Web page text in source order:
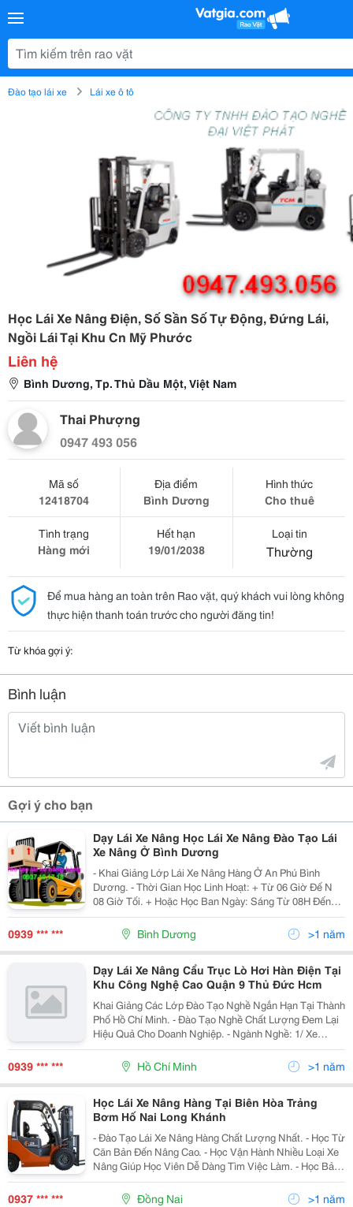
Đào tạo lái xe Lái xe ô tô
Học Lái Xe Nâng Điện, Số Sần Số Tự Động, Đứng Lái,
Ngồi Lái Tại Khu Cn Mỹ Phước
Liên hệ
Bình Dương, Tp. Thủ Dầu Một, Việt Nam
Thai Phượng
0947 493 056
Mã số
12418704
Địa điểm
Bình Dương
Hình thức
Cho thuê
Tình trạng
Hàng mới
Hết hạn
19/01/2038
Loại tin
Thường
Để mua hàng an toàn trên Rao vặt, quý khách vui lòng không
thực hiện thanh toán trước cho người đăng tin!
Từ khóa gợi ý:
Bình luận
Gợi ý cho bạn
Dạy Lái Xe Nâng Học Lái Xe Nâng Đào Tạo Lái
Xe Nâng Ở Bình Dương
- Khai Giảng Lớp Lái Xe Nâng Hàng Ở An Phú Bình
Dương. - Thời Gian Học Linh Hoạt: + Từ 06 Giờ Đế N
08 Giờ Tối. + Hoặc Học Ban Ngày: Sáng Từ 08H Đến
12H Sáng; Chiều Từ 01H Đến 05H Chiều. - Hướng Bảo
Dưỡng Xe
0939 *** *** Bình Dương >1 năm
Dạy Lái Xe Nâng Cẩu Trục Lò Hơi Hàn Điện Tại
Khu Công Nghệ Cao Quận 9 Thủ Đức Hcm
Khai Giảng Các Lớp Đào Tạo Nghề Ngắn Hạn Tại Thành
Phố Hồ Chí Minh. - Đào Tạo Nghề Chất Lượng Đem Lại
Hiệu Quả Cho Doanh Nghiệp. - Ngành Nghề: 1/ Xe
Nâng: Xe Nâng Số Tay, Xe Nâng Số Tự Động, Xe Nâng
Điện Ngồi Lái, Xe Nâng Điện
0939 *** *** Hồ Chí Minh >1 năm
Học Lái Xe Nâng Hàng Tại Biên Hòa Trảng
Bơm Hố Nai Long Khánh
- Đào Tạo Lái Xe Nâng Hàng Chất Lượng Nhất. - Học Từ
Căn Bản Đến Nâng Cao. - Học Vận Hành Nhiều Loại Xe
Nâng Giúp Học Viên Dễ Dàng Tìm Việc Làm. - Học Bảo
Trì Bảo Dưỡng Xe Nâng Hàng. - Học Thực Hành Thành
Thạo Trên Xe Nâng Số
0937 *** *** Đồng Nai >1 năm